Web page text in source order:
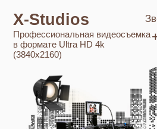
X-Studios
Профессиональная видеосъемка
в формате Ultra HD 4k
(3840x2160)